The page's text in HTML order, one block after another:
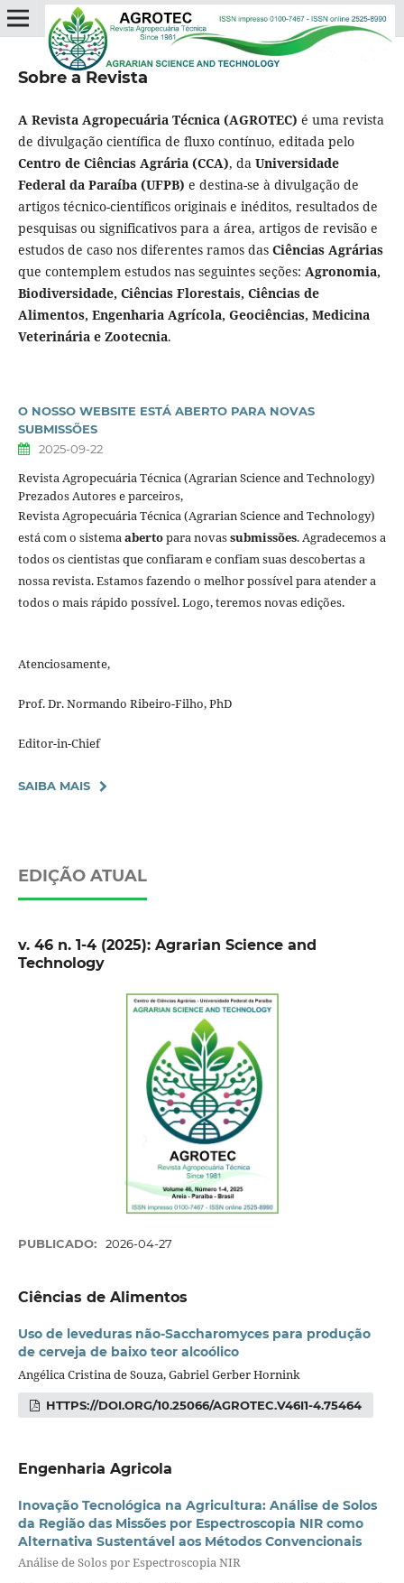
Sobre a Revista
A Revista Agropecuária Técnica (AGROTEC) é uma revista
de divulgação científica de fluxo contínuo, editada pelo
Centro de Ciências Agrária (CCA), da Universidade
Federal da Paraíba (UFPB) e destina-se à divulgação de
artigos técnico-científicos originais e inéditos, resultados de
pesquisas ou significativos para a área, artigos de revisão e
estudos de caso nos diferentes ramos das Ciências Agrárias
que contemplem estudos nas seguintes seções: Agronomia,
Biodiversidade, Ciências Florestais, Ciências de
Alimentos, Engenharia Agrícola, Geociências, Medicina
Veterinária e Zootecnia.
O NOSSO WEBSITE ESTÁ ABERTO PARA NOVAS
SUBMISSÕES
2025-09-22
Revista Agropecuária Técnica (Agrarian Science and Technology)
Prezados Autores e parceiros,
Revista Agropecuária Técnica (Agrarian Science and Technology)
está com o sistemaabertopara novassubmissões. Agradecemos a
todos os cientistas que confiaram e confiam suas descobertas a
nossa revista. Estamos fazendo o melhor possível para atender a
todos o mais rápido possível. Logo, teremos novas edições.
Atenciosamente,
Prof. Dr. Normando Ribeiro-Filho, PhD
Editor-in-Chief
SAIBA MAIS
EDIÇÃO ATUAL
v. 46 n. 1-4 (2025): Agrarian Science and
Technology
PUBLICADO: 2026-04-27
Ciências de Alimentos
Uso de leveduras não-Saccharomyces para produção
de cerveja de baixo teor alcoólico
Angélica Cristina de Souza, Gabriel Gerber Hornink
HTTPS://DOI.ORG/10.25066/AGROTEC.V46I1-4.75464
Engenharia Agricola
Inovação Tecnológica na Agricultura: Análise de Solos
da Região das Missões por Espectroscopia NIR como
Alternativa Sustentável aos Métodos Convencionais
Análise de Solos por Espectroscopia NIR